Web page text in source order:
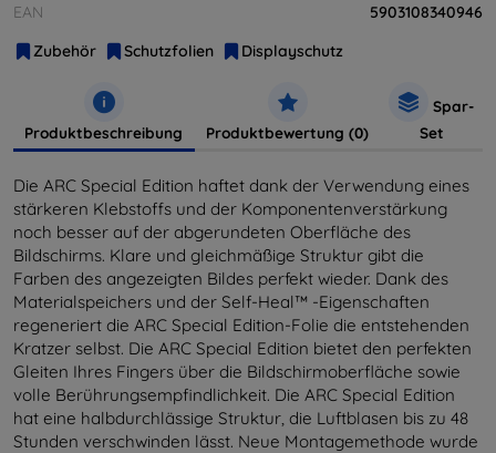
EAN
5903108340946
Zubehör
Schutzfolien Displayschutz
Produktbeschreibung Produktbewertung (0)
Spar-
Set
Die ARC Special Edition haftet dank der Verwendung eines
stärkeren Klebstoffs und der Komponentenverstärkung
noch besser auf der abgerundeten Oberfläche des
Bildschirms. Klare und gleichmäßige Struktur gibt die
Farben des angezeigten Bildes perfekt wieder. Dank des
Materialspeichers und der Self-Heal™ -Eigenschaften
regeneriert die ARC Special Edition-Folie die entstehenden
Kratzer selbst. Die ARC Special Edition bietet den perfekten
Gleiten Ihres Fingers über die Bildschirmoberfläche sowie
volle Berührungsempfindlichkeit. Die ARC Special Edition
hat eine halbdurchlässige Struktur, die Luftblasen bis zu 48
Stunden verschwinden lässt. Neue Montagemethode wurde